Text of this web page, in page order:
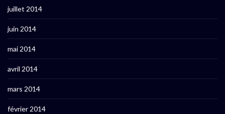
juillet 2014
juin 2014
mai 2014
avril 2014
mars 2014
février 2014